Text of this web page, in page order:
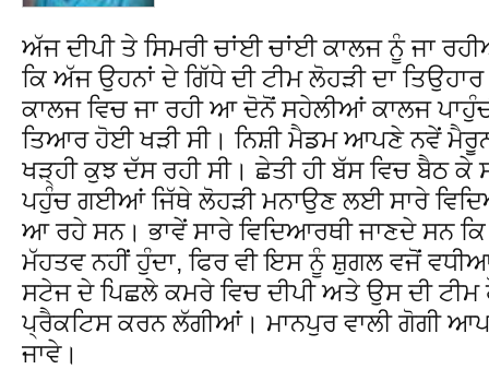
ਅੱਜ ਦੀਪੀ ਤੇ ਸਿਮਰੀ ਚਾਂਈ ਚਾਂਈ ਕਾਲਜ ਨੂੰ ਜਾ
ਕਿ ਅੱਜ ਉਹਨਾਂ ਦੇ ਗਿੱਧੇ ਦੀ ਟੀਮ ਲੋਹੜੀ ਦਾ
ਕਾਲਜ ਵਿਚ ਜਾ ਰਹੀ ਆ ਦੋਨੋਂ ਸਹੇਲੀਆਂ ਕਾਲਜ
ਤਿਆਰ ਹੋਈ ਖੜੀ ਸੀ। ਨਿਸ਼ੀ ਮੈਡਮ ਆਪਣੇ ਨਵੇਂ
ਖੜ੍ਹੀ ਕੁਝ ਦੱਸ ਰਹੀ ਸੀ। ਛੇਤੀ ਹੀ ਬੱਸ ਵਿਚ ਬੈਠ
ਪਹੁੰਚ ਗਈਆਂ ਜਿੱਥੇ ਲੋਹੜੀ ਮਨਾਉਣ ਲਈ ਸਾਰੇ
ਆ ਰਹੇ ਸਨ। ਭਾਵੇਂ ਸਾਰੇ ਵਿਦਿਆਰਥੀ ਜਾਣਦੇ ਸਨ
ਮੱਹਤਵ ਨਹੀਂ ਹੁੰਦਾ, ਫਿਰ ਵੀ ਇਸ ਨੂੰ ਸ਼ੁਗਲ ਵਜੋਂ
ਸਟੇਜ ਦੇ ਪਿਛਲੇ ਕਮਰੇ ਵਿਚ ਦੀਪੀ ਅਤੇ ਉਸ ਦੀ
ਪ੍ਰੈਕਟਿਸ ਕਰਨ ਲੱਗੀਆਂ। ਮਾਨਪੁਰ ਵਾਲੀ ਗੋਗੀ
ਜਾਵੇ।